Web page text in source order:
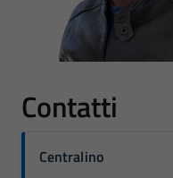
Contatti
Centralino